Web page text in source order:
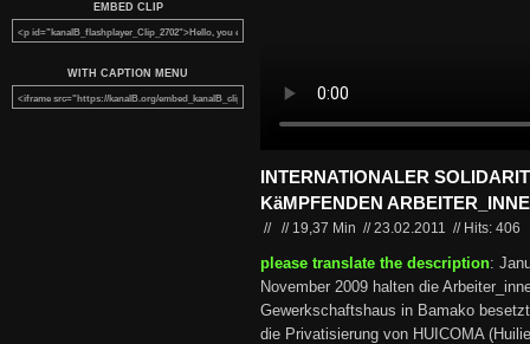
EMBED CLIP
WITH CAPTION MENU
INTERNATIONALER
KäMPFENDEN
// // 19,37 Min //23.02.2011 // Hits: 406
please translate the description:
November 2009 halten die
Gewerkschaftshaus in Bamako
die Privatisierung von HUICOMA